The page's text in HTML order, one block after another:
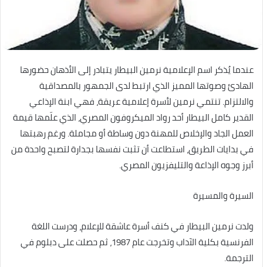
عندما يُذكر اسم الإعلامية نرمين البيطار يتبادر إلى الأذهان حضورها
الهادئ وصوتها المميز الذي ارتبط لدى الجمهور بالمصداقية
والالتزام. تنتمي نرمين لأسرة إعلامية عريقة، فهي ابنة الإذاعي
القدير كامل البيطار أحد رواد الميكروفون المصري، الذي علّمها قيمة
العمل الجاد والإخلاص للمهنة دون وساطة أو مجاملة. ورغم رهبتها
في بدايات الطريق، استطاعت أن تثبت نفسها بجدارة لتصبح واحدة من
أبرز وجوه الإذاعة والتليفزيون المصري.
السيرة والمسيرة
ولدت نرمين البيطار في كنف أسرة عاشقة للإعلام، ودرست اللغة
الفرنسية بكلية الآداب وتخرجت عام 1987، ثم حصلت على دبلوم في
الترجمة.